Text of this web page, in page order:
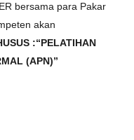
bersama para Pakar
akan
:“PELATIHAN
(APN)”